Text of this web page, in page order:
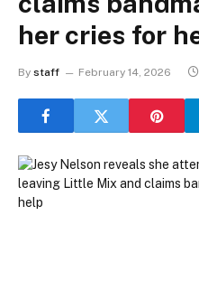
her cries for
By staff February 14, 2026